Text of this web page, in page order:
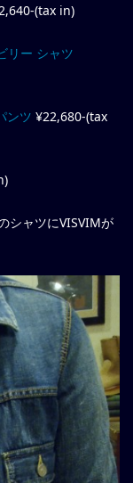
(tax in)
リー シャツ
ンツ ¥22,680-(tax
シャツにVISVIMが